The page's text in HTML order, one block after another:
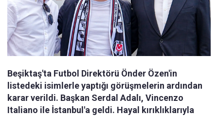
Beşiktaş'ta Futbol Direktörü Önder Özen'in
listedeki isimlerle yaptığı görüşmelerin ardından
karar verildi. Başkan Serdal Adalı, Vincenzo
Italiano ile İstanbul'a geldi. Hayal kırıklıklarıyla